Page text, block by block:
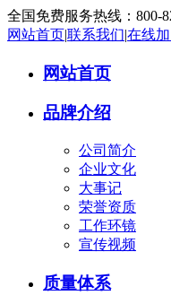
全国免费服务热线： 800-
网站首页|联系我们|在线
网站首页
品牌介绍
公司简介
企业文化
大事记
荣誉资质
工作环镜
宣传视频
质量体系